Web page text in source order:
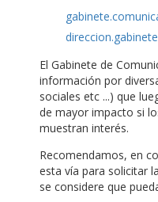
El Gabinete de
información por
sociales etc ...) que
de mayor impacto si
muestran interés.
Recomendamos, en
esta vía para solicitar
se considere que